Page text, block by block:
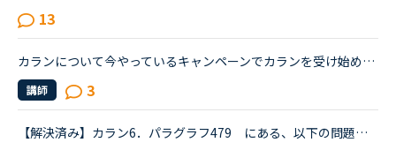
13
カランについて今やっているキャンペーンでカランを受け始めました。レベルチェック後、ステージ1からのスタートでして、必ず復習から始まると認識していたのですが、今５回受け終わりましたが一度も復習はありま...
講師 3
【解決済み】カラン6．パラグラフ479 にある、以下の問題文についてお尋ねします。When you close a computer program, does it usually remind you to save your work first ?この問題文の意味はなんとなく分か...